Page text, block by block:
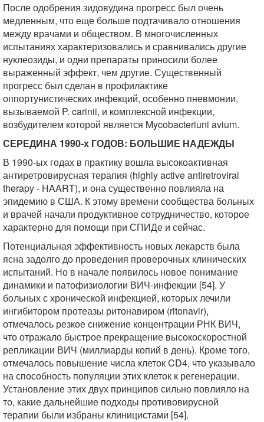
После одобрения зидовудина прогресс был очень
медленным, что еще больше подтачивало отношения
между врачами и обществом. В многочисленных
испытаниях характеризовались и сравнивались другие
нуклеозиды, и одни препараты приносили более
выраженный эффект, чем другие. Существенный
прогресс был сделан в профилактике
оппортунистических инфекций, особенно пневмонии,
вызываемой P. carinii, и комплексной инфекции,
возбудителем которой является Mycobacteriuni avium.
СЕРЕДИНА 1990-х ГОДОВ: БОЛЬШИЕ НАДЕЖДЫ
В 1990-ых годах в практику вошла высокоактивная
антиретровирусная терапия (highly active antiretroviral
therapy - HAART), и она существенно повлияла на
эпидемию в США. К этому времени сообщества больных
и врачей начали продуктивное сотрудничество, которое
характерно для помощи при СПИДе и сейчас.
Потенциальная эффективность новых лекарств была
ясна задолго до проведения проверочных клинических
испытаний. Но в начале появилось новое понимание
динамики и патофизиологии ВИЧ-инфекции [54]. У
больных с хронической инфекцией, которых лечили
ингибитором протеазы ритонавиром (ritonavir),
отмечалось резкое снижение концентрации РНК ВИЧ,
что отражало быстрое прекращение высокоскоростной
репликации ВИЧ (миллиарды копий в день). Кроме того,
отмечалось повышение числа клеток CD4, что указывало
на способность популяции этих клеток к регенерации.
Установление этих двух принципов сильно повлияло на
то, какие дальнейшие подходы противовирусной
терапии были избраны клиницистами [54].